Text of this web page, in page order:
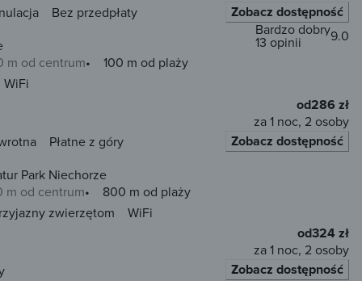
Bez przedpłaty Zobacz dostępność
m od centrum
100 m od plaży
9.0
Bardzo dobry
13 opinii
WiFi
Płatne z góry
od286 zł
za 1 noc, 2 osoby
Zobacz dostępność
Park Niechorze
m od centrum
800 m od plaży
zwierzętom
WiFi
od324 zł
za 1 noc, 2 osoby
Zobacz dostępność